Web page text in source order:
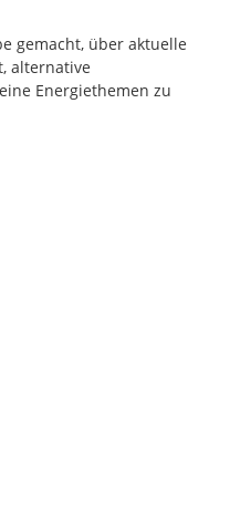
gemacht, über aktuelle
alternative
Energiethemen zu